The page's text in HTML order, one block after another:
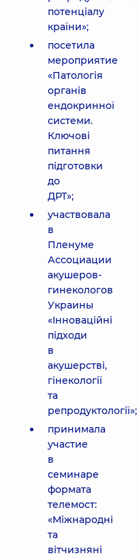
потенціалу
країни»;
посетила
мероприятие
«Патологія
органів
ендокринної
системи.
Ключові
питання
підготовки
до
ДРТ»;
участвовала
в
Пленуме
Ассоциации
акушеров-
гинекологов
Украины
«Інноваційні
підходи
в
акушерстві,
гінекології
та
репродуктології»;
принимала
участие
в
семинаре
формата
телемост:
«Міжнародні
та
вітчизняні